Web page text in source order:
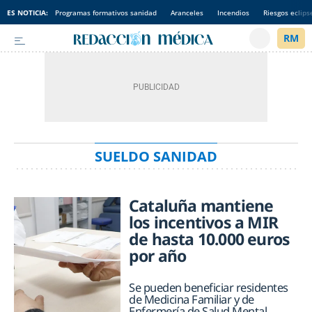
ES NOTICIA: Programas formativos sanidad Aranceles Incendios Riesgos
SUELDO SANIDAD
Cataluña mantiene
los incentivos a MIR
de hasta 10.000 euros
por año
Se pueden beneficiar residentes
de Medicina Familiar y de